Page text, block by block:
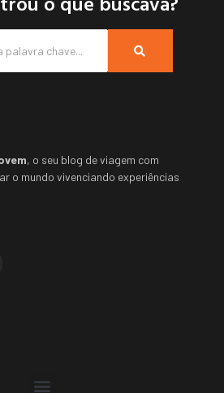
, o seu blog de viagem com
o mundo vivenciando experiências